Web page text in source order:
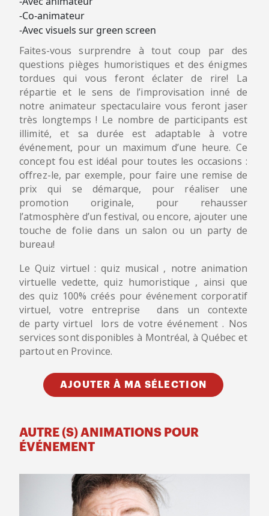
-Co-animateur
-Avec visuels sur green screen
Faites-vous surprendre à tout coup par des
questions pièges humoristiques et des énigmes
tordues qui vous feront éclater de rire! La
répartie et le sens de l’improvisation inné de
notre animateur spectaculaire vous feront jaser
très longtemps ! Le nombre de participants est
illimité, et sa durée est adaptable à votre
événement, pour un maximum d’une heure. Ce
concept fou est idéal pour toutes les occasions :
offrez-le, par exemple, pour faire une remise de
prix qui se démarque, pour réaliser une
promotion originale, pour rehausser
l’atmosphère d’un festival, ou encore, ajouter une
touche de folie dans un salon ou un party de
bureau!
Le Quiz virtuel : quiz musical , notre animation
virtuelle vedette, quiz humoristique , ainsi que
des quiz 100% créés pour événement corporatif
virtuel, votre entreprise dans un contexte
de party virtuel lors de votre événement . Nos
services sont disponibles à Montréal, à Québec et
partout en Province.
AJOUTER À MA SÉLECTION
AUTRE (S) ANIMATIONS POUR
ÉVÉNEMENT